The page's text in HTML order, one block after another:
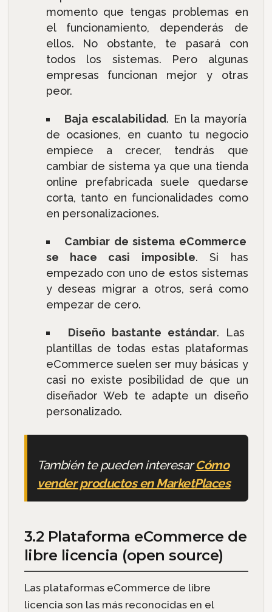
momento que tengas problemas en
el funcionamiento, dependerás de
ellos. No obstante, te pasará con
todos los sistemas. Pero algunas
empresas funcionan mejor y otras
peor.
Baja escalabilidad. En la mayoría
de ocasiones, en cuanto tu negocio
empiece a crecer, tendrás que
cambiar de sistema ya que una tienda
online prefabricada suele quedarse
corta, tanto en funcionalidades como
en personalizaciones.
Cambiar de sistema eCommerce
se hace casi imposible. Si has
empezado con uno de estos sistemas
y deseas migrar a otros, será como
empezar de cero.
Diseño bastante estándar. Las
plantillas de todas estas plataformas
eCommerce suelen ser muy básicas y
casi no existe posibilidad de que un
diseñador Web te adapte un diseño
personalizado.
También te pueden interesarCómo
vender productos en MarketPlaces
3.2 Plataforma eCommerce de
libre licencia (open source)
Las plataformas eCommerce de libre
licencia son las más reconocidas en el